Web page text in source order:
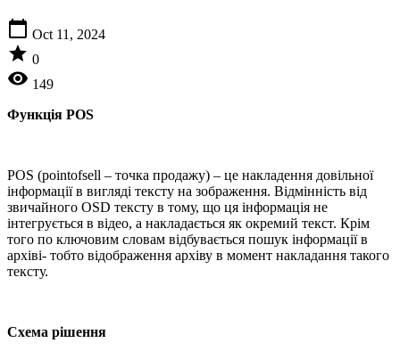
calendar_today Oct 11, 2024
star 0
visibility 149
Функція POS
POS (pointofsell – точка продажу) – це накладення довільної
інформації в вигляді тексту на зображення. Відмінність від
звичайного OSD тексту в тому, що ця інформація не
інтегрується в відео, а накладається як окремий текст. Крім
того по ключовим словам відбувається пошук інформації в
архіві- тобто відображення архіву в момент накладання такого
тексту.
Схема рішення